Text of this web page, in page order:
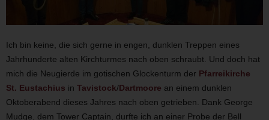
Ich bin keine, die sich gerne in engen, dunklen Treppen eines
Jahrhunderte alten Kirchturmes nach oben schraubt. Und doch hat
mich die Neugierde im gotischen Glockenturm der Pfarreikirche
St. Eustachius in Tavistock/Dartmoore an einem dunklen
Oktoberabend dieses Jahres nach oben getrieben. Dank George
Mudge, dem Tower Captain, durfte ich an einer Probe der Bell